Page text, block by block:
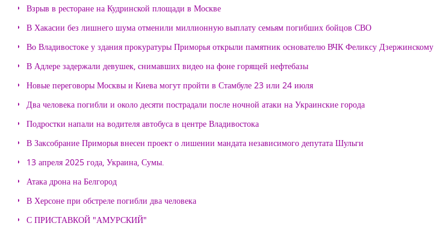
Взрыв в ресторане на Кудринской площади в Москве
В Хакасии без лишнего шума отменили миллионную выплату семьям погибших бойцов СВО
Во Владивостоке у здания прокуратуры Приморья открыли памятник основателю ВЧК Феликсу Дзержинскому
В Адлере задержали девушек, снимавших видео на фоне горящей нефтебазы
Новые переговоры Москвы и Киева могут пройти в Стамбуле 23 или 24 июля
Два человека погибли и около десяти пострадали после ночной атаки на Украинские города
Подростки напали на водителя автобуса в центре Владивостока
В Заксобрание Приморья внесен проект о лишении мандата независимого депутата Шульги
13 апреля 2025 года, Украина, Сумы.
Атака дрона на Белгород
В Херсоне при обстреле погибли два человека
С ПРИСТАВКОЙ "АМУРСКИЙ"